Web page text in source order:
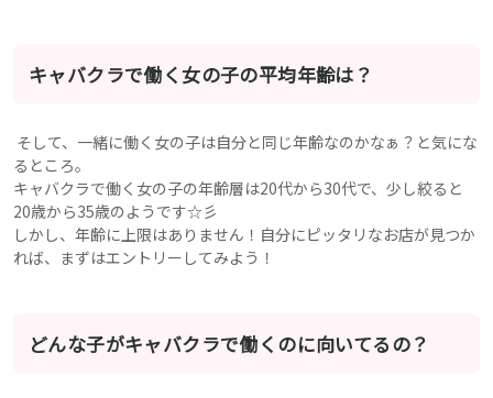
キャバクラで働く女の子の平均年齢は？
そして、一緒に働く女の子は自分と同じ年齢なのかなぁ？と気にな
るところ。
キャバクラで働く女の子の年齢層は20代から30代で、少し絞ると
20歳から35歳のようです☆彡
しかし、年齢に上限はありません！自分にピッタリなお店が見つか
れば、まずはエントリーしてみよう！
どんな子がキャバクラで働くのに向いてるの？